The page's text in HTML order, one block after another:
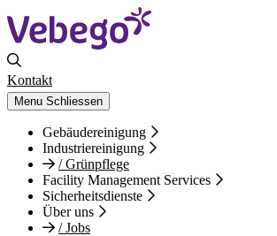
Kontakt
Menu Schliessen
Gebäudereinigung
Industriereinigung
/Grünpflege
Facility Management Services
Sicherheitsdienste
Über uns
/Jobs